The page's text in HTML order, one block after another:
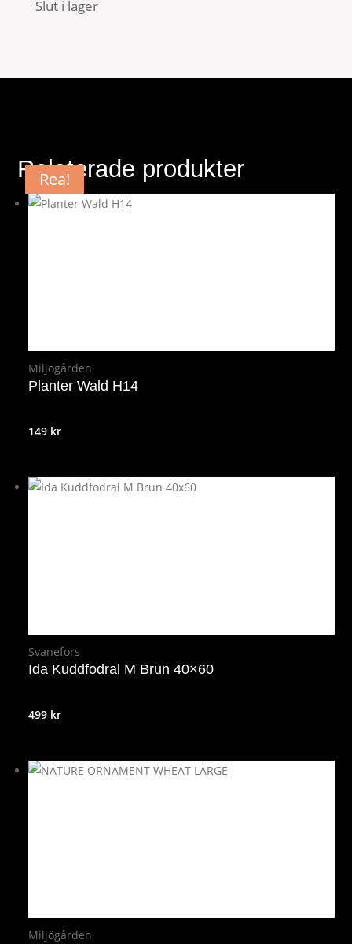
Slut i lager
Relaterade produkter
Miljögården
Planter Wald H14
149 kr
Svanefors
Ida Kuddfodral M Brun 40×60
499 kr
Rea!
Miljögården
Rea!